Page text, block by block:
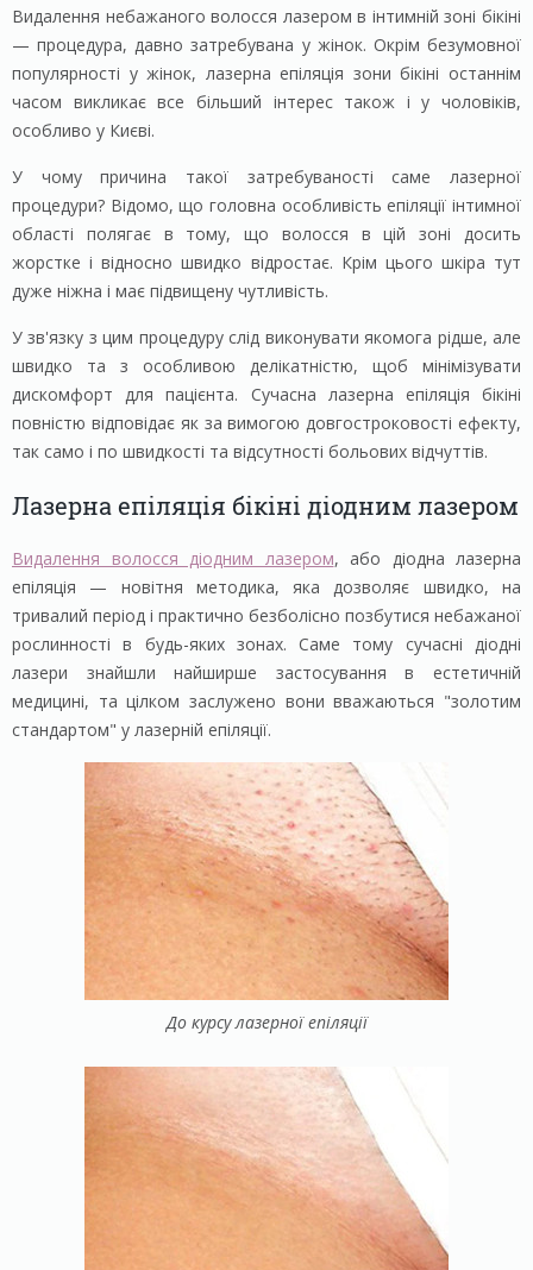
Видалення небажаного волосся лазером в інтимній зоні бікіні
— процедура, давно затребувана у жінок. Окрім безумовної
популярності у жінок, лазерна епіляція зони бікіні останнім
часом викликає все більший інтерес також і у чоловіків,
особливо у Києві.
У чому причина такої затребуваності саме лазерної
процедури? Відомо, що головна особливість епіляції інтимної
області полягає в тому, що волосся в цій зоні досить
жорстке і відносно швидко відростає. Крім цього шкіра тут
дуже ніжна і має підвищену чутливість.
У зв'язку з цим процедуру слід виконувати якомога рідше, але
швидко та з особливою делікатністю, щоб мінімізувати
дискомфорт для пацієнта. Сучасна лазерна епіляція бікіні
повністю відповідає як за вимогою довгостроковості ефекту,
так само і по швидкості та відсутності больових відчуттів.
Лазерна епіляція бікіні діодним лазером
Видалення волосся діодним лазером, або діодна лазерна
епіляція — новітня методика, яка дозволяє швидко, на
тривалий період і практично безболісно позбутися небажаної
рослинності в будь-яких зонах. Саме тому сучасні діодні
лазери знайшли найширше застосування в естетичній
медицині, та цілком заслужено вони вважаються "золотим
стандартом" у лазерній епіляції.
До курсу лазерної епіляції